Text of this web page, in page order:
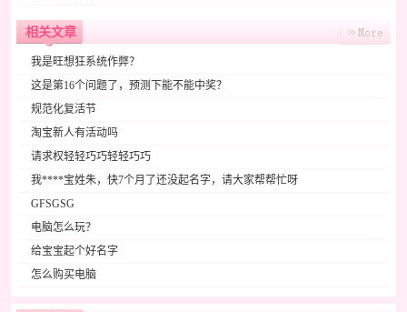
相关文章
我是旺想狂系统作弊？
这是第16个问题了，预测下能不能中奖？
规范化复活节
淘宝新人有活动吗
请求权轻轻巧巧轻轻巧巧
我****宝姓朱，快7个月了还没起名字，请大家帮帮忙呀
GFSGSG
电脑怎么玩？
给宝宝起个好名字
怎么购买电脑